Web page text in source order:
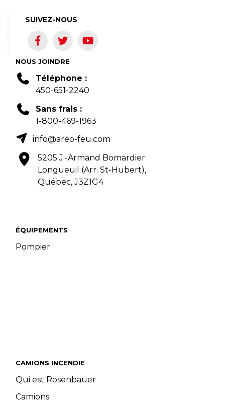
ÉQUIPEMENTS
Pompier
CAMIONS INCENDIE
Qui est Rosenbauer
Camions
NOUS JOINDRE
Téléphone :
450-651-2240
Sans frais :
1-800-469-1963
info@areo-feu.com
5205 J.-Armand Bomardier
Longueuil (Arr. St-Hubert),
Québec, J3Z1G4
SUIVEZ-NOUS